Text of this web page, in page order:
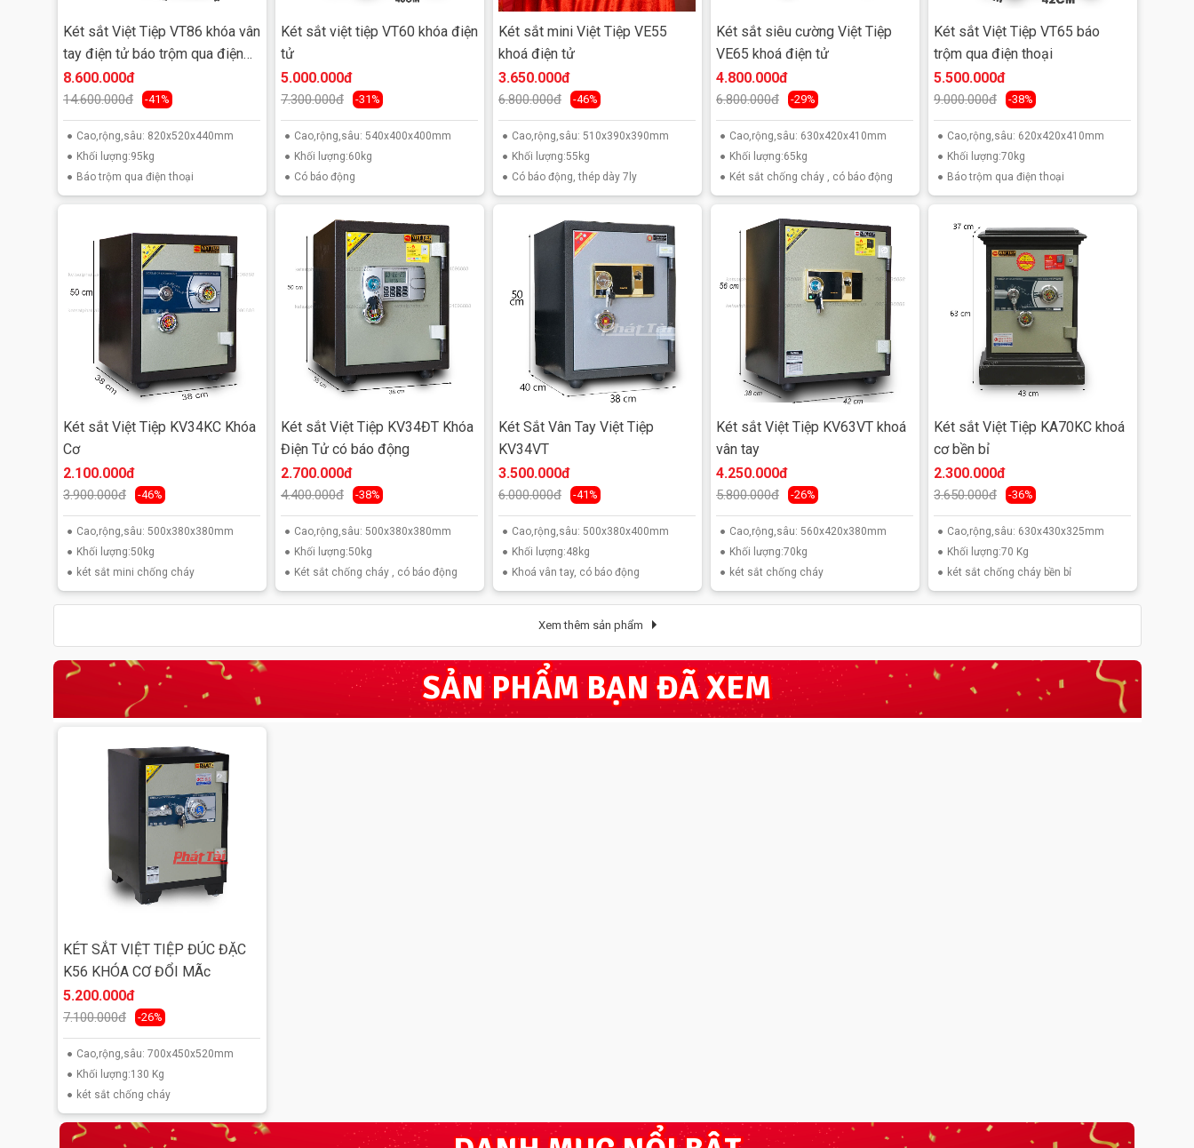
Két sắt Việt Tiệp VT86 khóa vân
tay điện tử báo trộm qua điện
thoại
8.600.000đ
14.600.000đ -41%
Cao,rộng,sâu: 820x520x440mm
Khối lượng:95kg
Báo trộm qua điện thoại
Két sắt việt tiệp VT60 khóa điện
tử
5.000.000đ
7.300.000đ -31%
Cao,rộng,sâu: 540x400x400mm
Khối lượng:60kg
Có báo động
Két sắt mini Việt Tiệp VE55
khoá điện tử
3.650.000đ
6.800.000đ -46%
Cao,rộng,sâu: 510x390x390mm
Khối lượng:55kg
Có báo động, thép dày 7ly
Két sắt siêu cường Việt Tiệp
VE65 khoá điện tử
4.800.000đ
6.800.000đ -29%
Cao,rộng,sâu: 630x420x410mm
Khối lượng:65kg
Két sắt chống cháy , có báo động
Két sắt Việt Tiệp VT65 báo
trộm qua điện thoại
5.500.000đ
9.000.000đ -38%
Cao,rộng,sâu: 620x420x410mm
Khối lượng:70kg
Báo trộm qua điện thoại
Két sắt Việt Tiệp KV34KC Khóa
Cơ
2.100.000đ
3.900.000đ -46%
Cao,rộng,sâu: 500x380x380mm
Khối lượng:50kg
két sắt mini chống cháy
Két sắt Việt Tiệp KV34ĐT Khóa
Điện Tử có báo động
2.700.000đ
4.400.000đ -38%
Cao,rộng,sâu: 500x380x380mm
Khối lượng:50kg
Két sắt chống cháy , có báo động
Két Sắt Vân Tay Việt Tiệp
KV34VT
3.500.000đ
6.000.000đ -41%
Cao,rộng,sâu: 500x380x400mm
Khối lượng:48kg
Khoá vân tay, có báo động
Két sắt Việt Tiệp KV63VT khoá
vân tay
4.250.000đ
5.800.000đ -26%
Cao,rộng,sâu: 560x420x380mm
Khối lượng:70kg
két sắt chống cháy
Két sắt Việt Tiệp KA70KC khoá
cơ bền bỉ
2.300.000đ
3.650.000đ -36%
Cao,rộng,sâu: 630x430x325mm
Khối lượng:70 Kg
két sắt chống cháy bền bỉ
Xem thêm sản phẩm
SẢN PHẨM BẠN ĐÃ XEM
KÉT SẮT VIỆT TIỆP ĐÚC ĐẶC
K56 KHÓA CƠ ĐỔI MÃc
5.200.000đ
7.100.000đ -26%
Cao,rộng,sâu: 700x450x520mm
Khối lượng:130 Kg
két sắt chống cháy